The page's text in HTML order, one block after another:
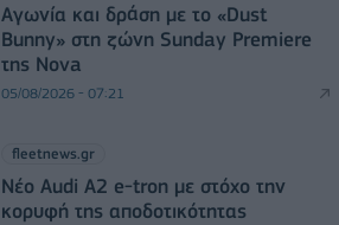
Αγωνία και δράση με το «Dust
Bunny» στη ζώνη Sunday Premiere
της Nova
05/08/2026 - 07:21
fleetnews.gr
Νέο Audi A2 e-tron με στόχο την
κορυφή της αποδοτικότητας